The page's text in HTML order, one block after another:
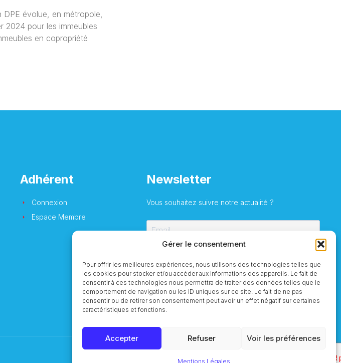
Gérer le consentement
Pour offrir les meilleures expériences, nous utilisons des technologies telles que
les cookies pour stocker et/ou accéder aux informations des appareils. Le fait de
consentir à ces technologies nous permettra de traiter des données telles que le
comportement de navigation ou les ID uniques sur ce site. Le fait de ne pas
consentir ou de retirer son consentement peut avoir un effet négatif sur certaines
caractéristiques et fonctions.
Accepter Refuser Voir les préférences
Mentions Légales
DPE évolue, en métropole,
2024 pour les immeubles
en copropriété
Adhérent
Connexion
Espace Membre
Newsletter
Vous souhaitez suivre notre actualité ?